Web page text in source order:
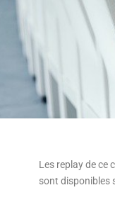
Les replay de ce
sont disponibles